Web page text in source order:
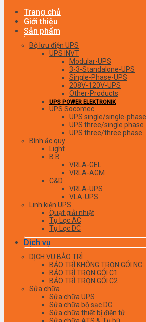
Trang chủ
Giới thiệu
Sản phẩm
Bộ lưu điện UPS
UPS INVT
Modular-UPS
3-3-Standalone-UPS
Single-Phase-UPS
208V-120V-UPS
Other-Products
UPS POWER ELEKTRONIK
UPS Socomec
UPS single/single-phase
UPS three/single phase
UPS three/three phase
Bình ắc quy
Light
B.B
VRLA-GEL
VRLA-AGM
C&D
VRLA-UPS
VLA-UPS
Linh kiện UPS
Quạt giải nhiệt
Tụ Lọc AC
Tụ Lọc DC
Dịch vụ
DỊCH VỤ BẢO TRÌ
BẢO TRÌ KHÔNG TRỌN GÓI NC
BẢO TRÌ TRỌN GÓI C1
BẢO TRÌ TRỌN GÓI C2
Sửa chữa
Sửa chữa UPS
Sửa chữa bộ sạc DC
Sửa chữa thiết bị điện tử